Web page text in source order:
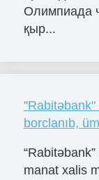
Олимпиада
қыр...
"Rabitəbank"
borclanıb,
manat xalis